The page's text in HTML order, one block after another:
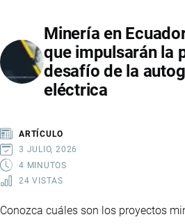
UNIVERSAL:
QUÉ
SIGNIFICA
PARA
EXPORTACIONES
Y
EL
Minería en
que impulsarán la
desafío de la
eléctrica
ARTÍCULO
3 JULIO, 2026
4 MINUTOS
24 VISTAS
Conozca cuáles son los proyectos